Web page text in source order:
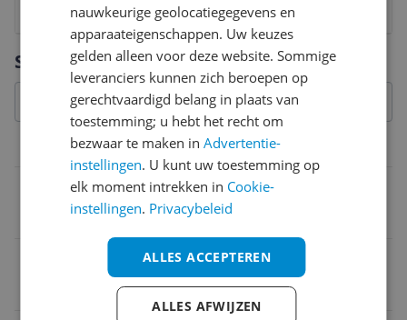
Specificaties
Informatie
Met geïntegreerde soundbar
Fabrieksgarantie termijn
8
7
6
5
4
3
2
Vraag 1 van 4
nauwkeurige geolocatiegegevens en
apparaateigenschappen. Uw keuzes
gelden alleen voor deze website. Sommige
leveranciers kunnen zich beroepen op
gerechtvaardigd belang in plaats van
toestemming; u hebt het recht om
bezwaar te maken inAdvertentie-
instellingen. U kunt uw toestemming op
elk moment intrekken in Cookie-
instellingen. Privacybeleid
ALLES ACCEPTEREN
ALLES AFWIJZEN